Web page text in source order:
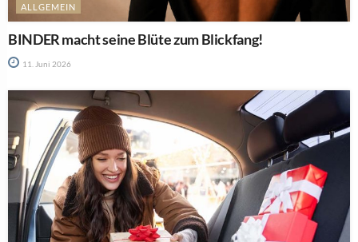
ALLGEMEIN
BINDER macht seine Blüte zum Blickfang!
11. Juni 2026